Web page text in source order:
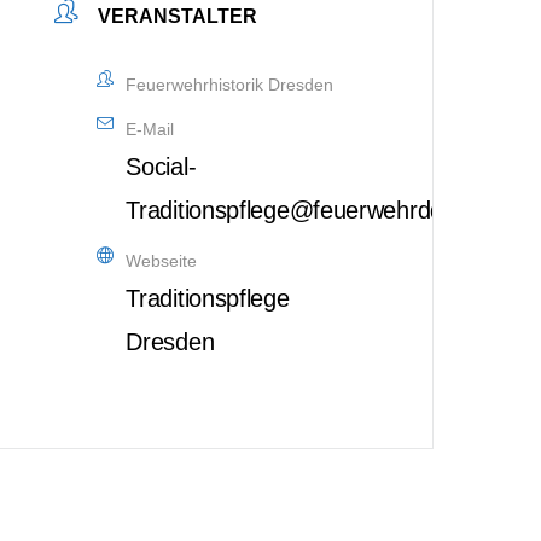
VERANSTALTER
Feuerwehrhistorik Dresden
E-Mail
Social-
Traditionspflege@feuerwehrdd.de
Webseite
Traditionspflege
Dresden